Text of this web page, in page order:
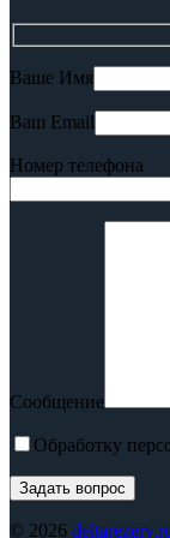
Ваше Имя
Ваш Email
Номер телефона
Сообщение
Обработку
© 2026